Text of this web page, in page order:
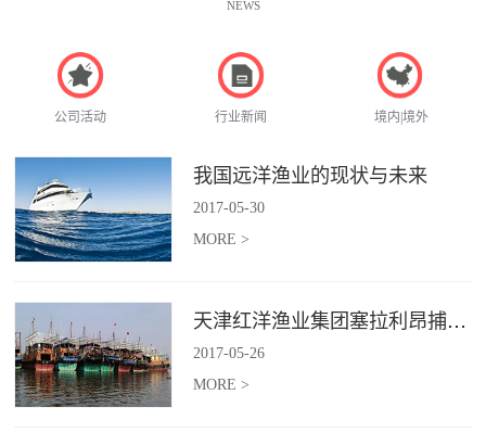
NEWS
公司活动 行业新闻 境内|境外
我国远洋渔业的现状与未来
2017-05-30
MORE >
天津红洋渔业集团塞拉利昂捕捞项目
2017-05-26
MORE >